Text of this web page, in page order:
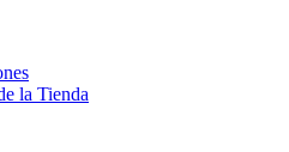
la Tienda